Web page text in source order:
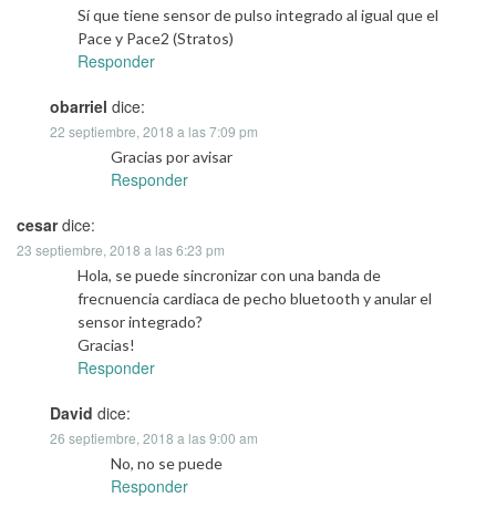
Sí que tiene sensor de pulso integrado al igual que el
Pace y Pace2 (Stratos)
Responder
obarriel dice:
22 septiembre, 2018 a las 7:09 pm
Gracias por avisar
Responder
cesar dice:
23 septiembre, 2018 a las 6:23 pm
Hola, se puede sincronizar con una banda de
frecnuencia cardiaca de pecho bluetooth y anular el
sensor integrado?
Gracias!
Responder
David dice:
26 septiembre, 2018 a las 9:00 am
No, no se puede
Responder